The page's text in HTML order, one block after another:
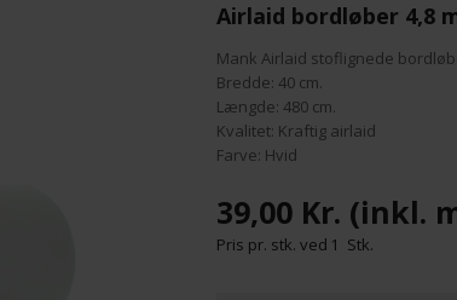
Airlaid bordløber 4,8
Mank Airlaid stoflignede
Bredde: 40 cm.
Længde: 480 cm.
Kvalitet: Kraftig airlaid
Farve: Hvid
39,00 Kr. (inkl.
Pris pr. stk. ved 1 Stk.